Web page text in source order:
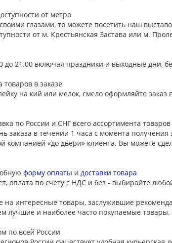
от метро
глазами, то можете посетить наш
от м. Крестьянская Застава или м.
21.00 включая праздники и выходные дни,
в заказе
на кий или мелок, смело оформляйте
по России и СНГ всего ассортимента товаров
заказа в течении 1 часа с момента
компанией «до двери» клиента. Вы можете
форму оплаты и доставки товара
оплата по счету с НДС и без - выбирайте
интересные товары, заслужившие
лучшие и наиболее часто покупаемые
по всей России